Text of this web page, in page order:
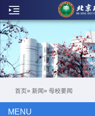
闻
联
络
动
首页» 新闻» 母校要闻
MENU